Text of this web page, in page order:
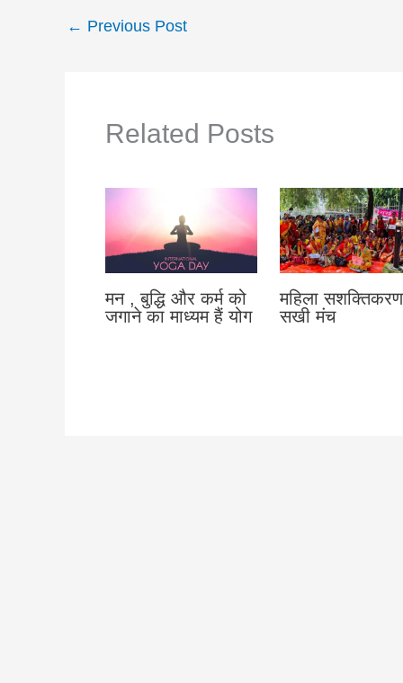
← Previous Post
Related Posts
मन , बुद्धि और कर्म को
जगाने का माध्यम हैं योग
महिला सशक्तिकरण
सखी मंच